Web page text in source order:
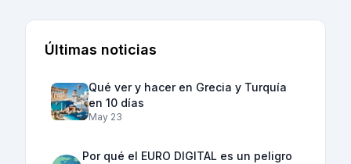
Últimas noticias
Qué ver y hacer en Grecia y Turquía
en 10 días
May 23
Por qué el EURO DIGITAL es un peligro